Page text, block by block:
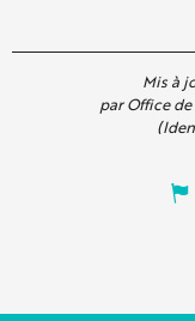
Mis à
par Office